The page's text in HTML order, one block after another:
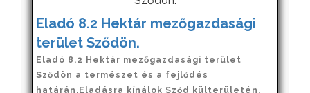
Eladó 8.2 Hektár mezőgazdasági
terület Sződön.
Eladó 8.2 Hektár mezőgazdasági terület
Sződön a természet és a fejlődés
határán.Eladásra kínálok Sződ külterületén,